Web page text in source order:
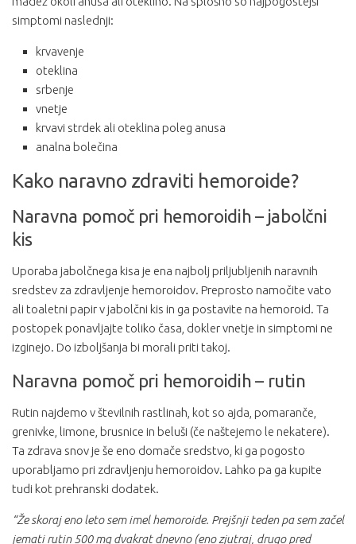
simptomi naslednji:
krvavenje
oteklina
srbenje
vnetje
krvavi strdek ali oteklina poleg anusa
analna bolečina
Kako naravno zdraviti hemoroide?
Naravna pomoč pri hemoroidih – jabolčni
kis
Uporaba jabolčnega kisa je ena najbolj priljubljenih naravnih
sredstev za zdravljenje hemoroidov. Preprosto namočite vato
ali toaletni papir v jabolčni kis in ga postavite na hemoroid. Ta
postopek ponavljajte toliko časa, dokler vnetje in simptomi ne
izginejo. Do izboljšanja bi morali priti takoj.
Naravna pomoč pri hemoroidih – rutin
Rutin najdemo v številnih rastlinah, kot so ajda, pomaranče,
grenivke, limone, brusnice in beluši (če naštejemo le nekatere).
Ta zdrava snov je še eno domače sredstvo, ki ga pogosto
uporabljamo pri zdravljenju hemoroidov. Lahko pa ga kupite
tudi kot prehranski dodatek.
“Že skoraj eno leto sem imel hemoroide. Prejšnji teden pa sem začel
jemati rutin 500 mg dvakrat dnevno (eno zjutraj, drugo pred